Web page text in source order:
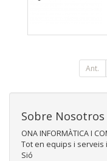
Ant.
Sobre Nosotros
ONA INFORMÀTICA I
Tot en equips i serveis
Sió